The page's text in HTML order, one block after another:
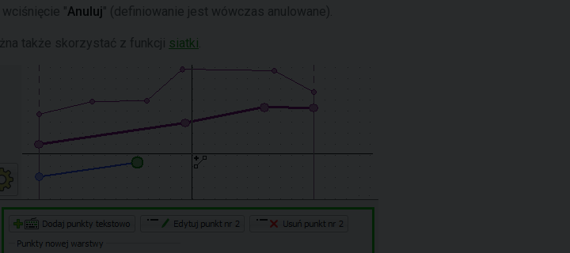
"Anuluj" (definiowanie jest wówczas anulowane).
także skorzystać z funkcji siatki